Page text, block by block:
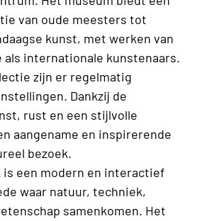
van oude meesters tot
kunst, met werken van
als internationale kunstenaars.
zijn er regelmatig
Dankzij de
rust en een stijlvolle
aangename en inspirerende
bezoek.
is een modern en interactief
waar natuur, techniek,
samenkomen. Het